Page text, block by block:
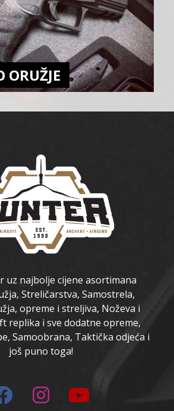
ORUŽJE
uz najbolje cijene asortimana
Streličarstva, Samostrela,
opreme i streljiva, Noževa i
replika i sve dodatne opreme,
Samoobrana, Taktička odjeća i
još puno toga!